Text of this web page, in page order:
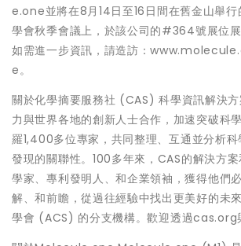
e.one並將在8月14日至16日間在舊金山舉
學會秋季會議上，於該公司的#364號展位展
如需進一步資訊，請造訪：
e。
關於化學摘要服務社 (CAS) 科學資訊解決
力與世界各地的創新人士合作，加速突破科
羅1,400多位專家，共同整理、互通並分析
發現的關聯性。100多年來，CAS的解決方
學家、專利發明人、和企業領袖，獲得他們
解、和前瞻，從過往經驗中找出更美好的未
學會 (ACS) 的分支機構。歡迎透過cas.org